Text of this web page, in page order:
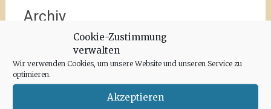
Cookie-Zustimmung
verwalten
Wir verwenden Cookies, um unsere Website und unseren Service zu
optimieren.
Akzeptieren
Archiv
Mai 2020
April 2020